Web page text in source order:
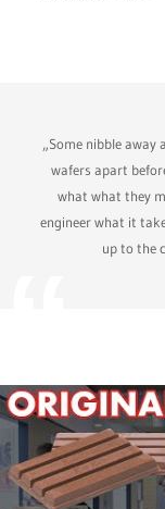
„Some nibble
wafers apart
what what they
engineer what it
up to the